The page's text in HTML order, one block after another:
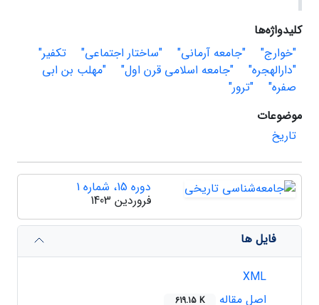
کلیدواژه‌ها
"خوارج"
"جامعه آرمانی" "ساختار اجتماعی"
تکفیر"
"دارالهجره"
"جامعه اسلامی قرن اول"
"مهلب بن ابی
صفره"
"ترور"
موضوعات
تاریخ
دوره 15، شماره 1
فروردین 1403
فایل ها
اصل مقاله
619.15 K